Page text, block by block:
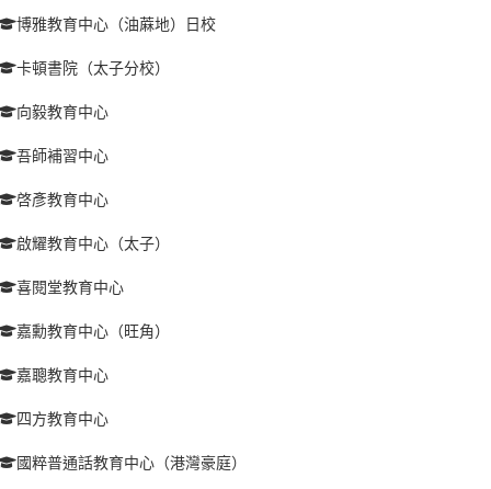
博雅教育中心（油蔴地）日校
卡頓書院（太子分校）
向毅教育中心
吾師補習中心
啓彥教育中心
啟耀教育中心（太子）
喜閱堂教育中心
嘉勳教育中心（旺角）
嘉聰教育中心
四方教育中心
國粹普通話教育中心（港灣豪庭）